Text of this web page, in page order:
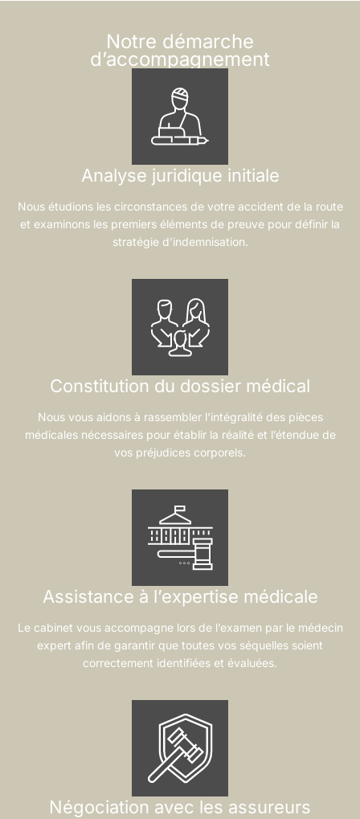
Notre démarche
d’accompagnement
Analyse juridique initiale
Nous étudions les circonstances de votre accident de la route
et examinons les premiers éléments de preuve pour définir la
stratégie d’indemnisation.
Constitution du dossier médical
Nous vous aidons à rassembler l’intégralité des pièces
médicales nécessaires pour établir la réalité et l’étendue de
vos préjudices corporels.
Assistance à l’expertise médicale
Le cabinet vous accompagne lors de l’examen par le médecin
expert afin de garantir que toutes vos séquelles soient
correctement identifiées et évaluées.
Négociation avec les assureurs